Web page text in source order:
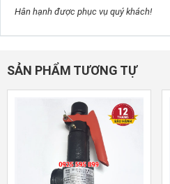
Hân hạnh được phục vụ quý khách!
SẢN PHẨM TƯƠNG TỰ